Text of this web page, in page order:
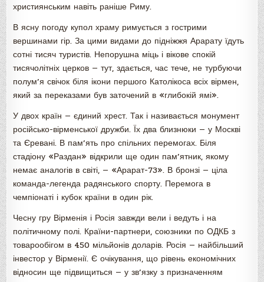
християнським навіть раніше Риму.
В ясну погоду купол храму римується з гострими
вершинами гір. За цими видами до підніжжя Арарату їдуть
сотні тисяч туристів. Непорушна міць і вікове спокій
тисячолітніх церков — тут, здається, час тече, не турбуючи
полум’я свічок біля ікони першого Католікоса всіх вірмен,
який за переказами був заточений в «глибокій ямі».
У двох країн — єдиний хрест. Так і називається монумент
російсько-вірменської дружби. Їх два близнюки — у Москві
та Єревані. В пам’ять про спільних перемогах. Біля
стадіону «Раздан» відкрили ще один пам’ятник, якому
немає аналогів в світі, — «Арарат-73». В бронзі — ціла
команда-легенда радянського спорту. Перемога в
чемпіонаті і кубок країни в один рік.
Чесну гру Вірменія і Росія завжди вели і ведуть і на
політичному полі. Країни-партнери, союзники по ОДКБ з
товарообігом в 450 мільйонів доларів. Росія — найбільший
інвестор у Вірменії. Є очікування, що рівень економічних
відносин ще підвищиться — у зв’язку з призначенням